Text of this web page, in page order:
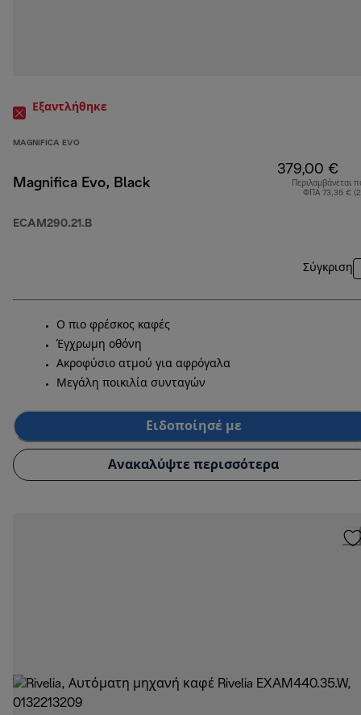
Εξαντλήθηκε
MAGNIFICA EVO
Magnifica Evo, Black
ECAM290.21.B
379,00 €
Περιλαμβάνεται
ΦΠΑ 73,35 €
Σύγκριση
Ο πιο φρέσκος καφές
Έγχρωμη οθόνη
Ακροφύσιο ατμού για αφρόγαλα
Μεγάλη ποικιλία συνταγών
Ειδοποίησέ με
Ανακαλύψτε περισσότερα